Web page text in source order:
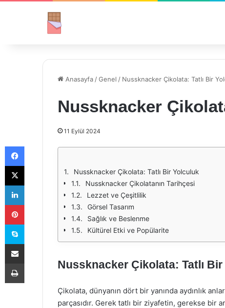
Anasayfa /Genel / Nussknacker Çikolata: Tatlı Bir
Nussknacker
11 Eylül 2024
Nussknacker Çikolata: Tatlı Bir Yolculuk
Nussknacker Çikolatanın Tarihçesi
Lezzet ve Çeşitlilik
Görsel Tasarım
Sağlık ve Beslenme
Kültürel Etki ve Popülarite
Nussknacker Çikolata: Tatlı
Çikolata, dünyanın dört bir yanında aydınlık
parçasıdır. Gerek tatlı bir ziyafetin, gerekse bir
Facebook
X
LinkedIn
Pinterest
Skype
E-Posta ile paylaş